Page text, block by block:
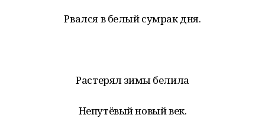
Рвался в белый сумрак дня.
Растерял зимы белила
Непутёвый новый век.